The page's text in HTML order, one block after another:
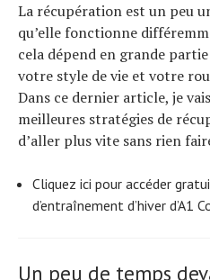
La récupération est un peu
qu’elle fonctionne
cela dépend en grande
votre style de vie et votre
Dans ce dernier article, je
meilleures stratégies de
d’aller plus vite sans rien
Cliquez ici pour accéder
d’entraînement d’hiver d’A1
Un peu de temps